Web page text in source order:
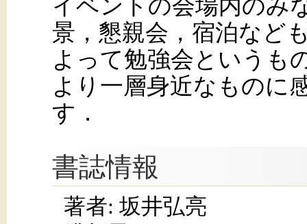
イベントの会場内のみ
景，懇親会，宿泊など
よって勉強会というも
より一層身近なものに
す．
書誌情報
著者: 坂井弘亮